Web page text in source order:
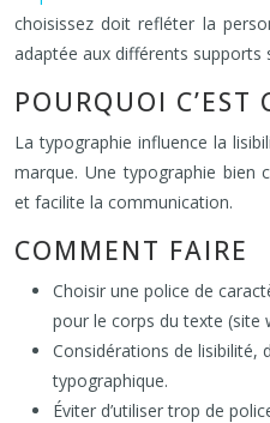
choisissez doit refléter la
adaptée aux différents supports
POURQUOI C’EST
La typographie influence la
marque. Une typographie bien
et facilite la communication.
COMMENT FAIRE
Choisir une police de
pour le corps du texte (site
Considérations de lisibilité,
typographique.
Éviter d’utiliser trop de